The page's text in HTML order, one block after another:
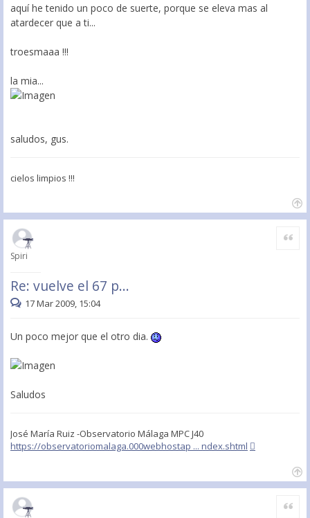
aquí he tenido un poco de suerte, porque se eleva mas al
atardecer que a ti...
troesmaaa !!!
la mia...
saludos, gus.
cielos limpios !!!
Spiri
Re: vuelve el 67 p...
Citar
17 Mar 2009, 15:04
Un poco mejor que el otro dia.
Saludos
José María Ruiz -Observatorio Málaga MPC J40
https://observatoriomalaga.000webhostap ... ndex.shtml
Citar